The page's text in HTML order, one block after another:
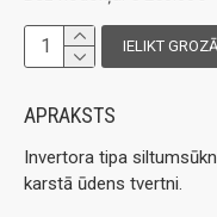
IELIKT GROZĀ
APRAKSTS
Invertora tipa
karstā ūdens tvertni.